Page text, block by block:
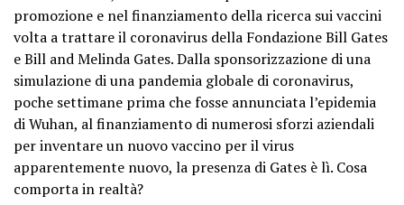
promozione e nel finanziamento della ricerca sui vaccini
volta a trattare il coronavirus della Fondazione Bill Gates
e Bill and Melinda Gates. Dalla sponsorizzazione di una
simulazione di una pandemia globale di coronavirus,
poche settimane prima che fosse annunciata l’epidemia
di Wuhan, al finanziamento di numerosi sforzi aziendali
per inventare un nuovo vaccino per il virus
apparentemente nuovo, la presenza di Gates è lì. Cosa
comporta in realtà?